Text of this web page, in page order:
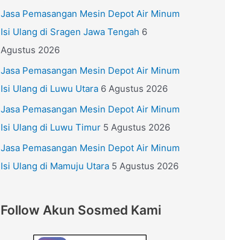
Jasa Pemasangan Mesin Depot Air Minum
Isi Ulang di Sragen Jawa Tengah 6
Agustus 2026
Jasa Pemasangan Mesin Depot Air Minum
Isi Ulang di Luwu Utara 6 Agustus 2026
Jasa Pemasangan Mesin Depot Air Minum
Isi Ulang di Luwu Timur 5 Agustus 2026
Jasa Pemasangan Mesin Depot Air Minum
Isi Ulang di Mamuju Utara 5 Agustus 2026
Follow Akun Sosmed Kami